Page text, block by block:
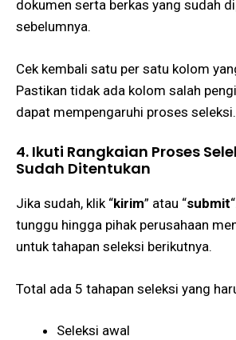
dokumen serta berkas yang sudah
sebelumnya.
Cek kembali satu per satu kolom
Pastikan tidak ada kolom salah
dapat mempengaruhi proses seleksi.
4. Ikuti Rangkaian Proses
Sudah Ditentukan
Jika sudah, klik “kirim” atau “submit
tunggu hingga pihak perusahaan
untuk tahapan seleksi berikutnya.
Total ada 5 tahapan seleksi yang
Seleksi awal